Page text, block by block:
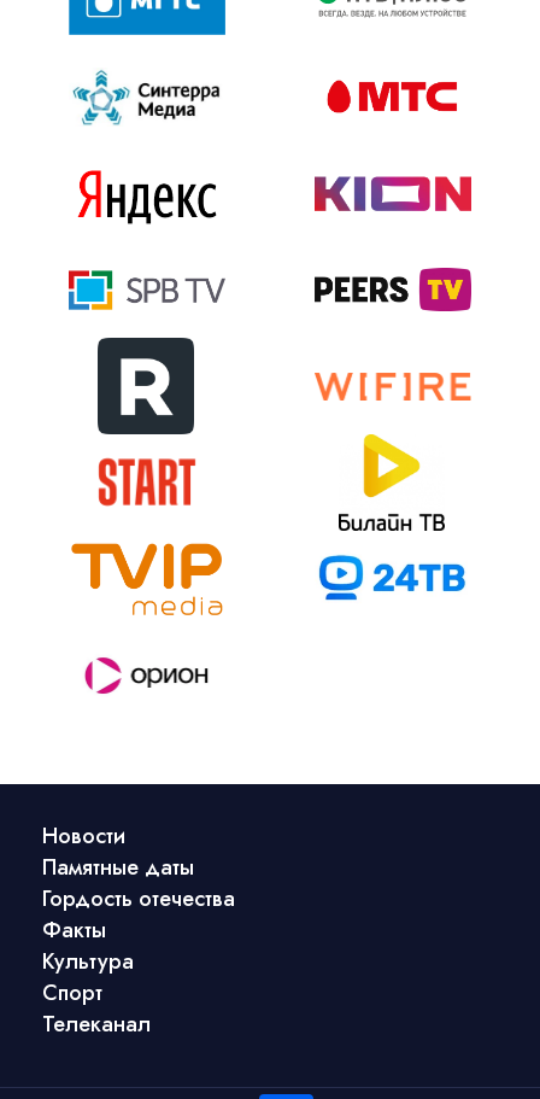
Новости
Памятные даты
Гордость отечества
Факты
Культура
Спорт
Телеканал